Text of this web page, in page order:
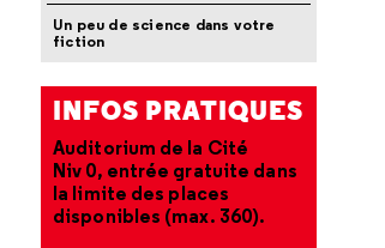
Un peu de science dans votre
fiction
INFOS PRATIQUES
Auditorium de la Cité
Niv 0, entrée gratuite dans
la limite des places
disponibles (max. 360).